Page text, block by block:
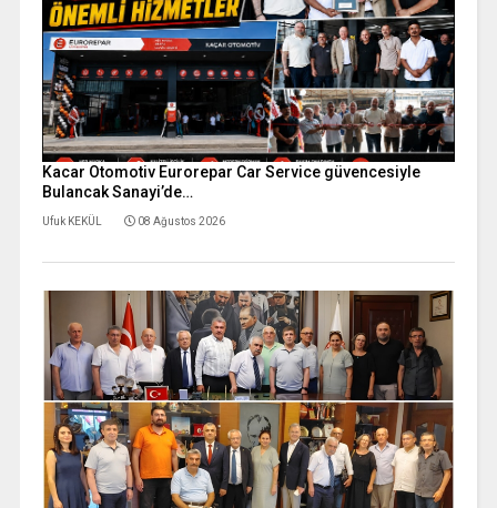
Kacar Otomotiv Eurorepar Car Service güvencesiyle
Bulancak Sanayi’de…
Ufuk KEKÜL 08 Ağustos 2026